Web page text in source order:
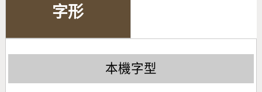
字形
本機字型